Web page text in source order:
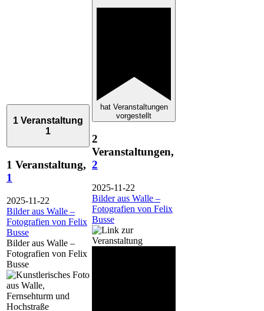
1 Veranstaltung
1
1 Veranstaltung,
1
2025-11-22
Bilder aus Walle –
Fotografien von Felix
Busse
Bilder aus Walle –
Fotografien von Felix
Busse
hat Veranstaltungen
vorgestellt
2
Veranstaltungen,
2
2025-11-22
Bilder aus Walle –
Fotografien von Felix
Busse